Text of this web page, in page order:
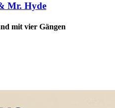
Mr. Hyde
mit vier Gängen